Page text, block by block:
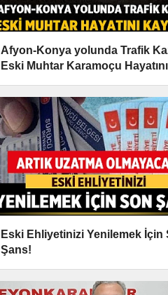
Afyon-Konya yolunda Trafik
Eski Muhtar Karamoçu Hayatını
Eski Ehliyetinizi Yenilemek İçin
Şans!